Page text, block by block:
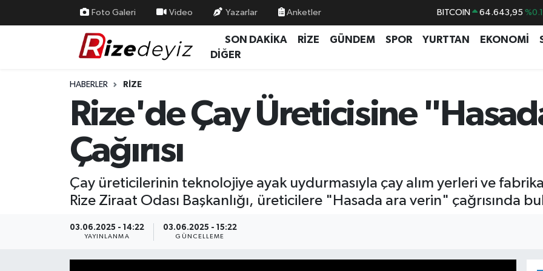
Foto Galeri Video Yazarlar Anketler
DOLAR 47,6006
BİST100 13.799
SON DAKİKA RİZE GÜNDEM SPOR YURTTAN EKONOMİ
DİĞER
HABERLER RIZE
Rize'de Çay Üreticisine
Çağırısı
Çay üreticilerinin teknolojiye ayak uydurmasıyla çay alım yerleri ve
Rize Ziraat Odası Başkanlığı, üreticilere "Hasada ara verin" çağrısında
03.06.2025 - 14:22
YAYINLANMA
03.06.2025 - 15:22
GÜNCELLEME
Yurttan Haberler
Ekonomi
Teknoloji
Rize Nöbetçi Eczaneler
Rize Trafik Yoğunluk Haritası
Süper Lig Puan Durumu ve Fikstür
Tüm Manşetler
Son Dakika Haberleri
Haber Arşivi